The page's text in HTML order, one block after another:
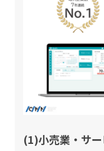
(1)小売業・サ